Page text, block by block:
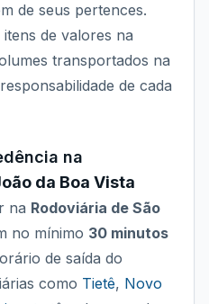
de seus pertences.
de valores na
transportados na
de cada
na
da Boa Vista
na Rodoviária de São
no mínimo 30 minutos
de saída do
como Tietê, Novo